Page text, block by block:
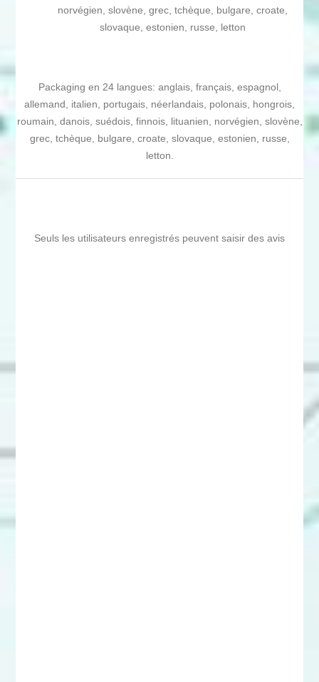
norvégien, slovène, grec, tchèque, bulgare, croate,
slovaque, estonien, russe, letton
Packaging en 24 langues: anglais, français, espagnol,
allemand, italien, portugais, néerlandais, polonais, hongrois,
roumain, danois, suédois, finnois, lituanien, norvégien, slovène,
grec, tchèque, bulgare, croate, slovaque, estonien, russe,
letton.
Seuls les utilisateurs enregistrés peuvent saisir des avis